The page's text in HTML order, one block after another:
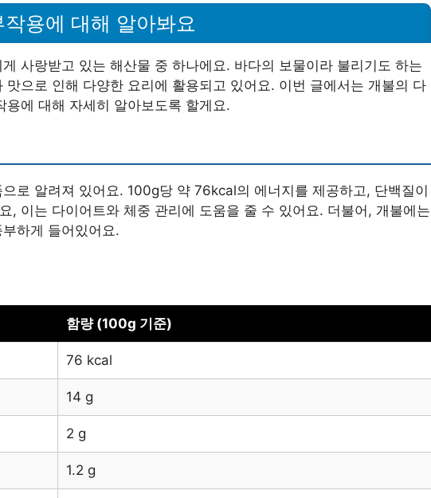
용에 대해 알아봐요
사랑받고 있는 해산물 중 하나에요. 바다의 보물이라 불리기도 하는
맛으로 인해 다양한 요리에 활용되고 있어요. 이번 글에서는 개불의 다
용에 대해 자세히 알아보도록 할게요.
로 알려져 있어요. 100g당 약 76kcal의 에너지를 제공하고, 단백질이
, 이는 다이어트와 체중 관리에 도움을 줄 수 있어요. 더불어, 개불에는
하게 들어있어요.
함량 (100g 기준)
76 kcal
14 g
2 g
1.2 g